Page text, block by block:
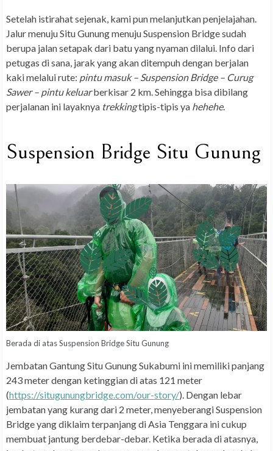
Setelah istirahat sejenak, kami pun melanjutkan penjelajahan.
Jalur menuju Situ Gunung menuju Suspension Bridge sudah
berupa jalan setapak dari batu yang nyaman dilalui. Info dari
petugas di sana, jarak yang akan ditempuh dengan berjalan
kaki melalui rute: pintu masuk – Suspension Bridge – Curug
Sawer – pintu keluarberkisar 2 km. Sehingga bisa dibilang
perjalanan ini layaknya trekkingtipis-tipis ya hehehe.
Suspension Bridge Situ Gunung
Berada di atas Suspension Bridge Situ Gunung
Jembatan Gantung Situ Gunung Sukabumi ini memiliki panjang
243 meter dengan ketinggian di atas 121 meter
(https://situgunungbridge.com/our-story/). Dengan lebar
jembatan yang kurang dari 2 meter, menyeberangi Suspension
Bridge yang diklaim terpanjang di Asia Tenggara ini cukup
membuat jantung berdebar-debar. Ketika berada di atasnya,